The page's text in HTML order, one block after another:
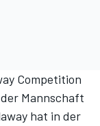
Competition
Mannschaft
hat in der